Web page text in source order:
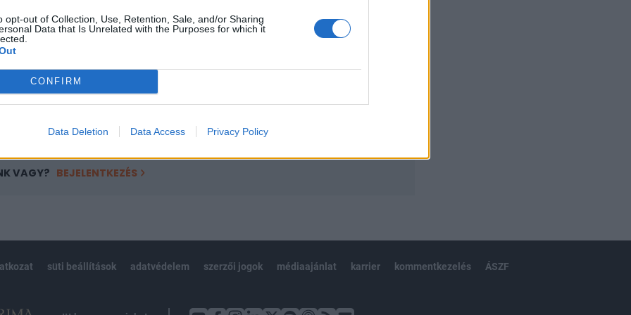
opt-out of Collection, Use, Retention, Sale, and/or Sharing
Data that Is Unrelated with the Purposes for which it
CONFIRM
Data Deletion Data Access Privacy Policy
tartalmazza:
cikkarchívum
elmúlt 2 év napon belüli
VAGY? BEJELENTKEZÉS
süti beállítások adatvédelem szerzői jogok médiaajánlat karrier kommentkezelés ÁSZF